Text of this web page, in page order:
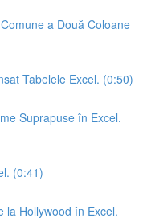
a Două Coloane
Tabelele Excel. (0:50)
Suprapuse în Excel.
(0:41)
la Hollywood în Excel.